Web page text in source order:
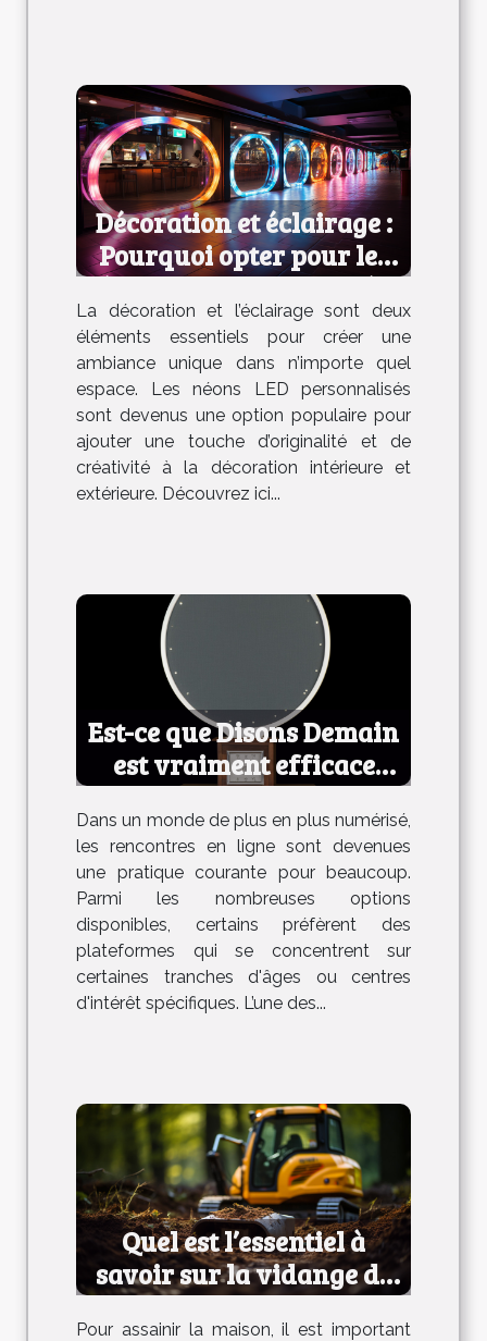
Décoration et éclairage :
Pourquoi opter pour les
néons LED personnalisés ?
La décoration et l’éclairage sont deux
éléments essentiels pour créer une
ambiance unique dans n’importe quel
espace. Les néons LED personnalisés
sont devenus une option populaire pour
ajouter une touche d’originalité et de
créativité à la décoration intérieure et
extérieure. Découvrez ici...
Est-ce que Disons Demain
est vraiment efficace
pour les rencontres ?
Dans un monde de plus en plus numérisé,
les rencontres en ligne sont devenues
une pratique courante pour beaucoup.
Parmi les nombreuses options
disponibles, certains préfèrent des
plateformes qui se concentrent sur
certaines tranches d'âges ou centres
d'intérêt spécifiques. L’une des...
Quel est l’essentiel à
savoir sur la vidange de
fosse septique ?
Pour assainir la maison, il est important